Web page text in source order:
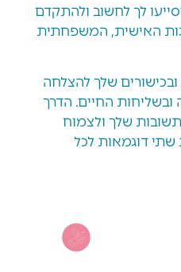
לך לחשוב ולהתקדם
האישית, המשפחתית
שלך להצלחה
החיים. הדרך
שלך ולצמוח
דוגמאות לכל